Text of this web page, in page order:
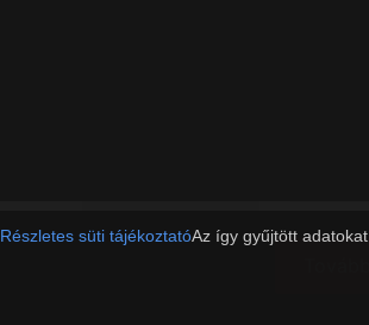
Részletes süti tájékoztatóAz így gyűjtött adatokat